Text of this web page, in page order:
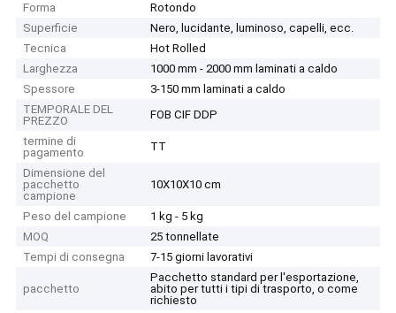
Forma
Rotondo
Superficie
Nero, lucidante, luminoso, capelli, ecc.
Tecnica
Hot Rolled
Larghezza
1000 mm - 2000 mm laminati a caldo
Spessore
3-150 mm laminati a caldo
TEMPORALE DEL
PREZZO
FOB CIF DDP
termine di
pagamento
TT
Dimensione del
pacchetto
campione
10X10X10 cm
Peso del campione
1 kg - 5 kg
MOQ
25 tonnellate
Tempi di consegna
7-15 giorni lavorativi
pacchetto
Pacchetto standard per l'esportazione,
abito per tutti i tipi di trasporto, o come
richiesto